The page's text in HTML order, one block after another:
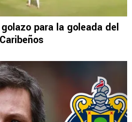
para la goleada del